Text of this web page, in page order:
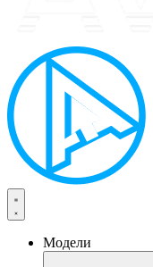
Модели